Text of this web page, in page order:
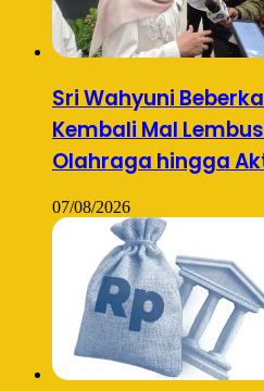
Sri Wahyuni
Kembali Mal
Olahraga hingga
07/08/2026